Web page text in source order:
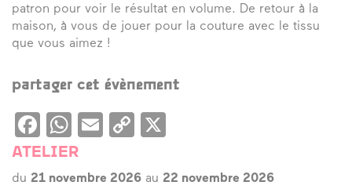
patron pour voir le résultat en volume. De retour à la
maison, à vous de jouer pour la couture avec le tissu
que vous aimez !
partager cet évènement
Facebook
WhatsApp
EmailCopy
ATELIER
du 21 novembre 2026 au 22 novembre 2026